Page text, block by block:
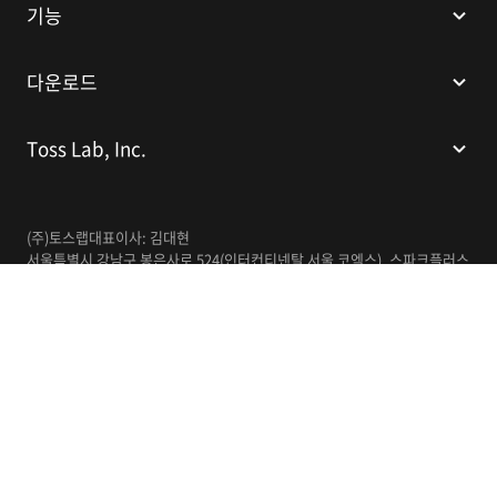
기능
다운로드
Toss Lab, Inc.
(주)토스랩대표이사: 김대현
서울특별시 강남구 봉은사로 524(인터컨티넨탈 서울 코엑스), 스파크플러스